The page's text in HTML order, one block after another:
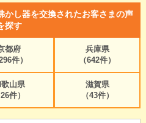
かし器を交換されたお客さまの声
探す
都府
件）
兵庫県
（642件）
山県
26件）
滋賀県
（43件）